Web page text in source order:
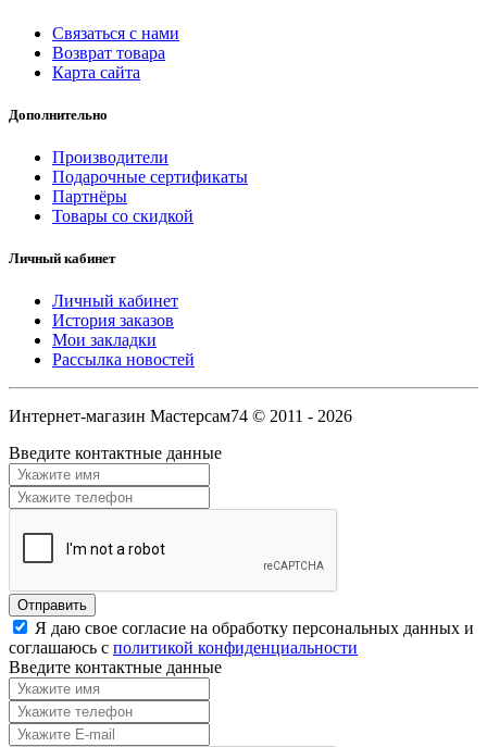
Связаться с нами
Возврат товара
Карта сайта
Дополнительно
Производители
Подарочные сертификаты
Партнёры
Товары со скидкой
Личный кабинет
Личный кабинет
История заказов
Мои закладки
Рассылка новостей
Интернет-магазин Мастерсам74 © 2011 - 2026
Введите контактные данные
Я даю свое согласие на обработку персональных данных и
соглашаюсь с политикой конфиденциальности
Введите контактные данные